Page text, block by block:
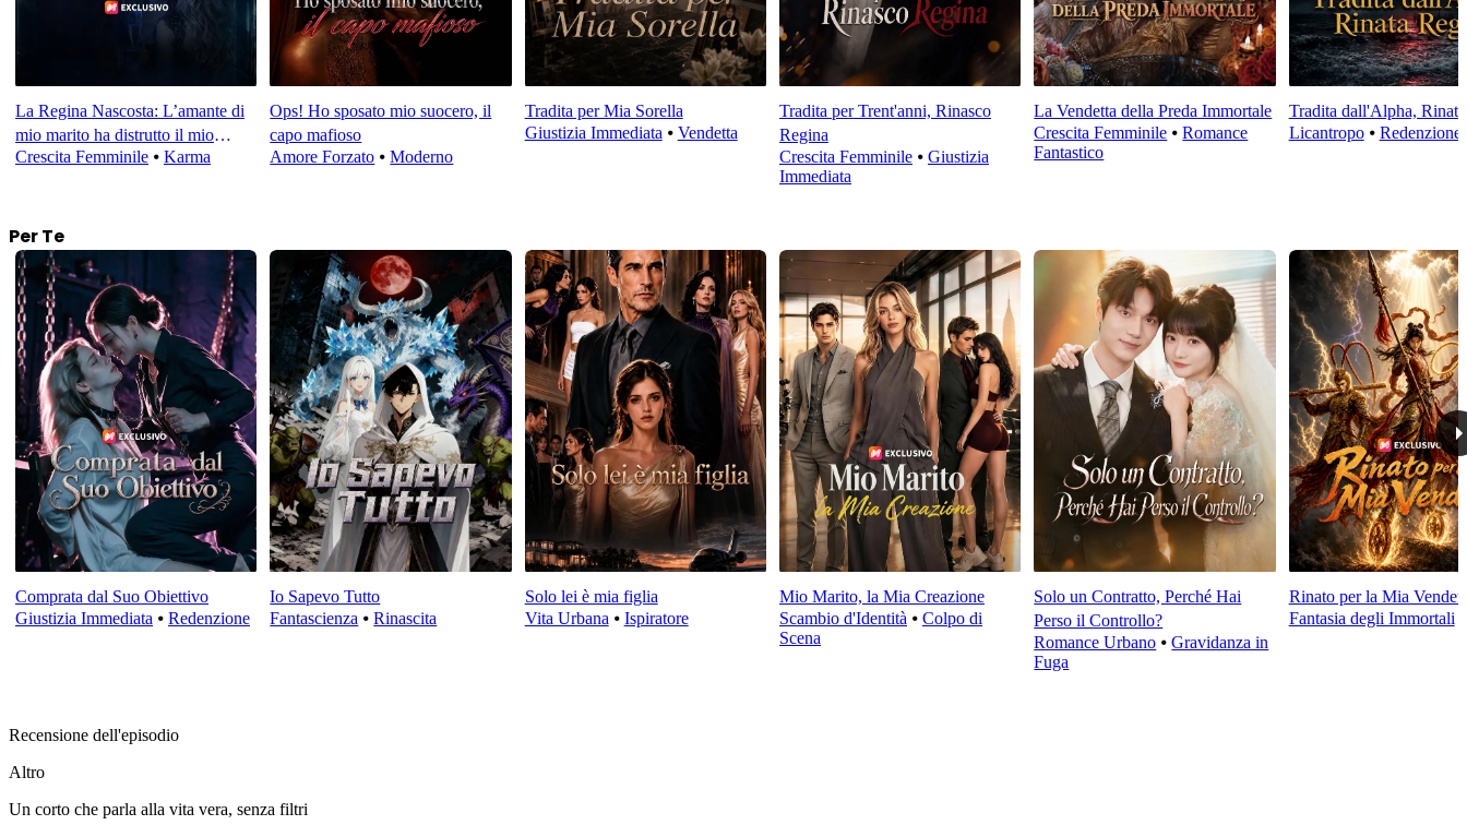
La Regina Nascosta: L’amante di
mio marito ha distrutto il mio
impero
Crescita Femminile ⦁ Karma
Ops! Ho sposato mio suocero, il
capo mafioso
Amore Forzato ⦁Moderno
Tradita per Mia Sorella
Giustizia Immediata ⦁ Vendetta
Tradita per Trent'anni, Rinasco
Regina
Crescita Femminile⦁ Giustizia
Immediata
La Vendetta della Preda Immortale
Crescita Femminile ⦁Romance
Fantastico
Tradita dall'Alpha,
Licantropo⦁ Redenzione
Per Te
Comprata dal Suo Obiettivo
Giustizia Immediata ⦁ Redenzione
Io Sapevo Tutto
Fantascienza ⦁Rinascita
Solo lei è mia figlia
Vita Urbana ⦁ Ispiratore
Mio Marito, la Mia Creazione
Scambio d'Identità ⦁ Colpo di
Scena
Solo un Contratto, Perché Hai
Perso il Controllo?
Romance Urbano ⦁Gravidanza in
Fuga
Rinato per la Mia
Fantasia degli Immortali
Recensione dell'episodio
Altro
Un corto che parla alla vita vera, senza filtri